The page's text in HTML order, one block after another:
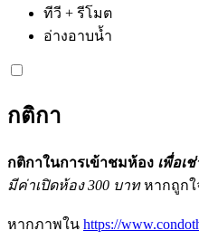
ทีวี + รีโมต
อ่างอาบน้ำ
กติกา
กติกาในการเข้าชมห้อง เพื่อเช่
มีค่าเปิดห้อง 300 บาทหากถูกใ
หากภาพใน https://